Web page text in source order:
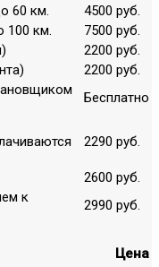
60 км.
4500 руб.
100 км.
7500 руб.
2200 руб.
2200 руб.
Бесплатно
2290 руб.
2600 руб.
к
2990 руб.
Цена